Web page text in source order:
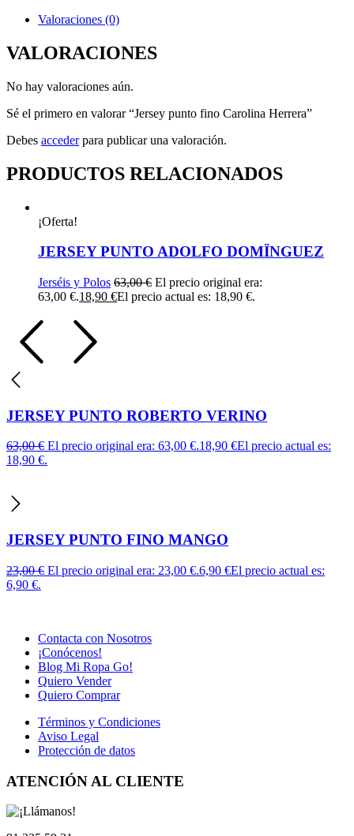
Valoraciones (0)
VALORACIONES
No hay valoraciones aún.
Sé el primero en valorar “Jersey punto fino Carolina Herrera”
Debes accederpara publicar una valoración.
PRODUCTOS RELACIONADOS
¡Oferta!
JERSEY PUNTO ADOLFO DOMÏNGUEZ
Jerséis y Polos 63,00€ El precio original era:
63,00 €.18,90 €El precio actual es: 18,90 €.
JERSEY PUNTO ROBERTO VERINO
63,00€ El precio original era: 63,00 €.18,90 €El precio actual es:
18,90 €.
JERSEY PUNTO FINO MANGO
23,00€ El precio original era: 23,00 €.6,90 €El precio actual es:
6,90 €.
Contacta con Nosotros
¡Conócenos!
Blog Mi Ropa Go!
Quiero Vender
Quiero Comprar
Términos y Condiciones
Aviso Legal
Protección de datos
ATENCIÓN AL CLIENTE